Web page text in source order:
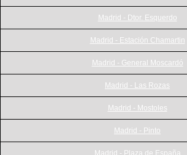
Madrid - Dtor. Esquerdo
Madrid - Estación Chamartin
Madrid - General Moscardó
Madrid - Las Rozas
Madrid - Mostoles
Madrid - Pinto
Madrid - Plaza de España